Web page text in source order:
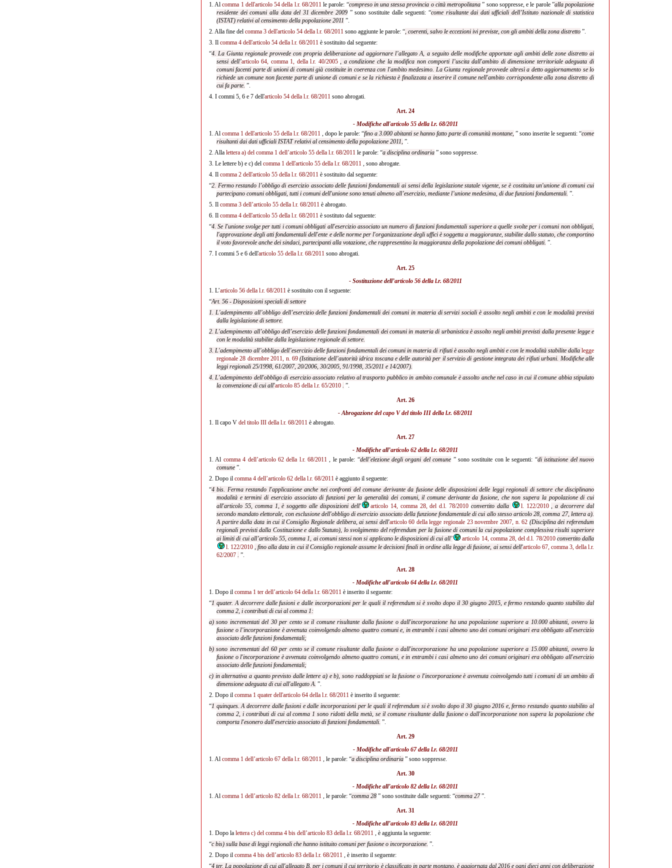
1. Alcomma 1 dell'articolo 54 della l.r. 68/2011le parole: “compreso in una stessa provincia o città metropolitana ” sono soppresse, e le parole ”alla popolazione
residente dei comuni alla data del 31 dicembre 2009 ” sono sostituite dalle seguenti: “come risultante dai dati ufficiali dell’Istituto nazionale di statistica
(ISTAT) relativi al censimento della popolazione 2011 ”.
2. Alla fine del comma 3 dell'articolo 54 della l.r. 68/2011 sono aggiunte le parole: “, coerenti, salvo le eccezioni ivi previste, con gli ambiti della zona distretto ”.
3. Il comma 4 dell'articolo 54 della l.r. 68/2011 è sostituito dal seguente:
“4. La Giunta regionale provvede con propria deliberazione ad aggiornare l’allegato A, a seguito delle modifiche apportate agli ambiti delle zone distretto ai
sensi dell’articolo 64, comma 1, della l.r. 40/2005 , a condizione che la modifica non comporti l’uscita dall'ambito di dimensione territoriale adeguata di
comuni facenti parte di unioni di comuni già costituite in coerenza con l'ambito medesimo. La Giunta regionale provvede altresì a detto aggiornamento se lo
richiede un comune non facente parte di unione di comuni e se la richiesta è finalizzata a inserire il comune nell'ambito corrispondente alla zona distretto di
cui fa parte. ”.
4. I commi 5, 6 e 7 dell'articolo 54 della l.r. 68/2011 sono abrogati.
Art. 24
- Modifiche all'articolo 55 della l.r. 68/2011
1. Al comma 1 dell'articolo 55 della l.r. 68/2011 , dopo le parole: “fino a 3.000 abitanti se hanno fatto parte di comunità montane, ” sono inserite le seguenti: “come
risultanti dai dati ufficiali ISTAT relativi al censimento della popolazione 2011, ”.
2. Alla lettera a) del comma 1 dell’articolo 55 della l.r. 68/2011 le parole: “a disciplina ordinaria ” sono soppresse.
3. Le lettere b) e c) del comma 1 dell'articolo 55 della l.r. 68/2011 , sono abrogate.
4. Il comma 2 dell'articolo 55 della l.r. 68/2011 è sostituito dal seguente:
“2. Fermo restando l’obbligo di esercizio associato delle funzioni fondamentali ai sensi della legislazione statale vigente, se è costituita un'unione di comuni cui
partecipano comuni obbligati, tutti i comuni dell'unione sono tenuti almeno all’esercizio, mediante l’unione medesima, di due funzioni fondamentali. ”.
5. Il comma 3 dell’articolo 55 della l.r. 68/2011 è abrogato.
6. Il comma 4 dell'articolo 55 della l.r. 68/2011 è sostituto dal seguente:
“4. Se l'unione svolge per tutti i comuni obbligati all'esercizio associato un numero di funzioni fondamentali superiore a quelle svolte per i comuni non obbligati,
l'approvazione degli atti fondamentali dell'ente e delle norme per l'organizzazione degli uffici è soggetta a maggioranze, stabilite dallo statuto, che comportino
il voto favorevole anche dei sindaci, partecipanti alla votazione, che rappresentino la maggioranza della popolazione dei comuni obbligati. ”.
7. I commi 5 e 6 dell'articolo 55 della l.r. 68/2011 sono abrogati.
Art. 25
- Sostituzione dell’articolo 56 della l.r. 68/2011
1. L’articolo 56 della l.r. 68/2011 è sostituito con il seguente:
“Art. 56 - Disposizioni speciali di settore
1. L'adempimento all’obbligo dell’esercizio delle funzioni fondamentali dei comuni in materia di servizi sociali è assolto negli ambiti e con le modalità previsti
dalla legislazione di settore.
2. L'adempimento all’obbligo dell’esercizio delle funzioni fondamentali dei comuni in materia di urbanistica è assolto negli ambiti previsti dalla presente legge e
con le modalità stabilite dalla legislazione regionale di settore.
3. L'adempimento all’obbligo dell’esercizio delle funzioni fondamentali dei comuni in materia di rifiuti è assolto negli ambiti e con le modalità stabilite dalla legge
regionale 28 dicembre 2011, n. 69 (Istituzione dell’autorità idrica toscana e delle autorità per il servizio di gestione integrata dei rifiuti urbani. Modifiche alle
leggi regionali 25/1998, 61/2007, 20/2006, 30/2005, 91/1998, 35/2011 e 14/2007).
4. L'adempimento dell'obbligo di esercizio associato relativo al trasporto pubblico in ambito comunale è assolto anche nel caso in cui il comune abbia stipulato
la convenzione di cui all'articolo 85 della l.r. 65/2010 . ”.
Art. 26
- Abrogazione del capo V del titolo III della l.r. 68/2011
1. Il capo V del titolo III della l.r. 68/2011 è abrogato.
Art. 27
- Modifiche all’articolo 62 della l.r. 68/2011
1. Al comma 4 dell’articolo 62 della l.r. 68/2011 , le parole: “dell’elezione degli organi del comune ” sono sostituite con le seguenti: “di istituzione del nuovo
comune ”.
2. Dopo il comma 4 dell’articolo 62 della l.r. 68/2011 è aggiunto il seguente:
“4 bis. Ferma restando l'applicazione anche nei confronti del comune derivante da fusione delle disposizioni delle leggi regionali di settore che disciplinano
modalità e termini di esercizio associato di funzioni per la generalità dei comuni, il comune derivante da fusione, che non supera la popolazione di cui
all'articolo 55, comma 1, è soggetto alle disposizioni dell'
articolo 14, comma 28, del d.l. 78/2010 convertito dalla l. 122/2010 , a decorrere dal
secondo mandato elettorale, con esclusione dell'obbligo di esercizio associato della funzione fondamentale di cui allo stesso articolo 28, comma 27, lettera a).
A partire dalla data in cui il Consiglio Regionale delibera, ai sensi dell'articolo 60 della legge regionale 23 novembre 2007, n. 62 (Disciplina dei referendum
regionali previsti dalla Costituzione e dallo Statuto), lo svolgimento del referendum per la fusione di comuni la cui popolazione complessiva risulti superiore
ai limiti di cui all’articolo 55, comma 1, ai comuni stessi non si applicano le disposizioni di cui all’
articolo 14, comma 28, del d.l. 78/2010 convertito dalla
l. 122/2010 , fino alla data in cui il Consiglio regionale assume le decisioni finali in ordine alla legge di fusione, ai sensi dell'articolo 67, comma 3, della l.r.
62/2007 . ”.
Art. 28
- Modifiche all’articolo 64 della l.r. 68/2011
1. Dopo il comma 1 ter dell’articolo 64 della l.r. 68/2011 è inserito il seguente:
“1 quater. A decorrere dalle fusioni e dalle incorporazioni per le quali il referendum si è svolto dopo il 30 giugno 2015, e fermo restando quanto stabilito dal
comma 2, i contributi di cui al comma 1:
a) sono incrementati del 30 per cento se il comune risultante dalla fusione o dall'incorporazione ha una popolazione superiore a 10.000 abitanti, ovvero la
fusione o l’incorporazione è avvenuta coinvolgendo almeno quattro comuni e, in entrambi i casi almeno uno dei comuni originari era obbligato all'esercizio
associato delle funzioni fondamentali;
b) sono incrementati del 60 per cento se il comune risultante dalla fusione o dall'incorporazione ha una popolazione superiore a 15.000 abitanti, ovvero la
fusione o l'incorporazione è avvenuta coinvolgendo almeno quattro comuni, e in entrambi i casi almeno uno dei comuni originari era obbligato all'esercizio
associato delle funzioni fondamentali;
c) in alternativa a quanto previsto dalle lettere a) e b), sono raddoppiati se la fusione o l'incorporazione è avvenuta coinvolgendo tutti i comuni di un ambito di
dimensione adeguata di cui all'allegato A. ”.
2. Dopo il comma 1 quater dell'articolo 64 della l.r. 68/2011 è inserito il seguente:
“1 quinques. A decorrere dalle fusioni e dalle incorporazioni per le quali il referendum si è svolto dopo il 30 giugno 2016 e, fermo restando quanto stabilito al
comma 2, i contributi di cui al comma1 sono ridotti della metà, se il comune risultante dalla fusione o dall'incorporazione non supera la popolazione che
comporta l'esonero dall'esercizio associato di funzioni fondamentali. ”.
Art. 29
- Modifiche all'articolo 67 della l.r. 68/2011
1. Al comma 1 dell’articolo 67 della l.r. 68/2011 , le parole: “a disciplina ordinaria ” sono soppresse.
Art. 30
- Modifiche all’articolo 82 della l.r. 68/2011
1. Al comma 1 dell’articolo 82 della l.r. 68/2011 , le parole: “comma 28 ” sono sostituite dalle seguenti: “comma 27”.
Art. 31
- Modifiche all’articolo 83 della l.r. 68/2011
1. Dopo la lettera c) del comma 4 bis dell’articolo 83 della l.r. 68/2011 , è aggiunta la seguente:
“c bis) sulla base di leggi regionali che hanno istituito comuni per fusione o incorporazione. ”.
2. Dopo il comma 4 bis dell’articolo 83 della l.r. 68/2011 , è inserito il seguente:
“4 ter. La popolazione di cui all'allegato B, per i comuni il cui territorio è classificato in parte montano, è aggiornata dal 2016 e ogni dieci anni con deliberazione